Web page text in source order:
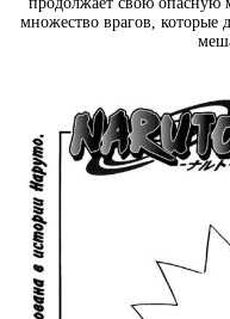
множество врагов, которые